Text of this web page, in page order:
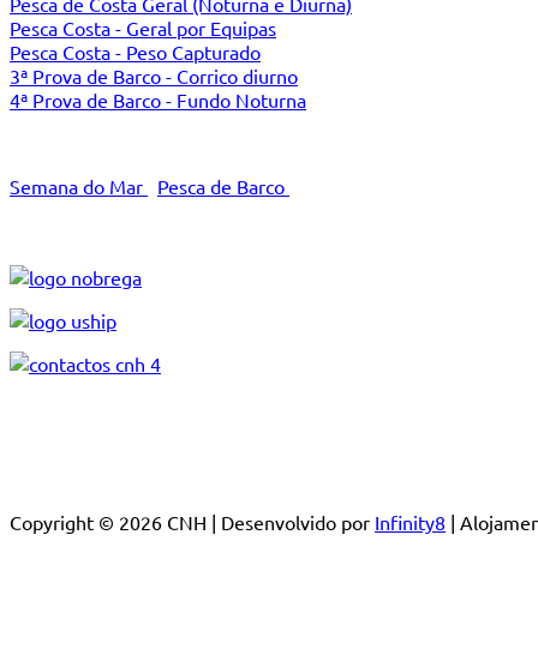
Pesca Costa - Geral por Equipas
Pesca Costa - Peso Capturado
3ª Prova de Barco - Corrico diurno
4ª Prova de Barco - Fundo Noturna
Semana do Mar Pesca de Barco
Copyright © 2026 CNH | Desenvolvido por Infinity8 |